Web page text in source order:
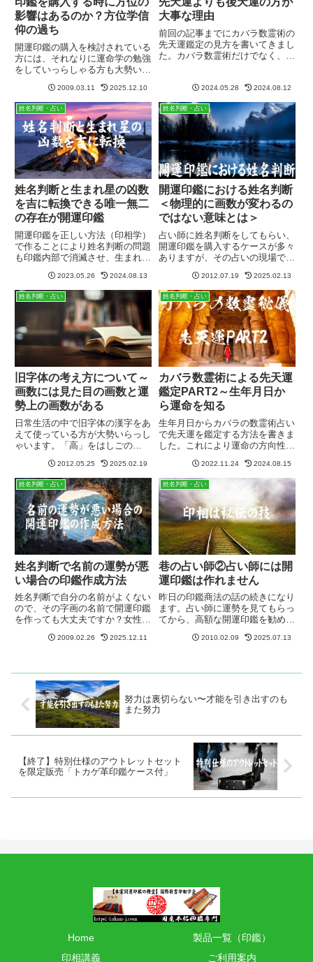
影響はあるのか？方位学信
仰の過ち
開運印鑑の購入を検討されている
方には、それなりに運命学の勉強
をしていっらしゃる方も大勢いら
の知識があるがために、いろいろ
気にし過ぎてかえってなかなか購
入に踏み切れない方もいるようで
す。その一つが【方位】です。
印...
2009.03.11 2025.12.10
大事な理由
前回の記事までにカバラ数霊術の
先天運鑑定の見方を書いてきまし
た。カバラ数霊術だけでなく、占
天運の結果に囚われてしまい過ぎ
ると人生はうまく機能しなくなっ
てしまいます。開運印鑑の作成
時...
2024.05.28 2024.08.12
姓名判断・占い
姓名判断と生まれ星の凶数
を吉に転換できる唯一無二
の存在が開運印鑑
開運印鑑を正しい方法（印相学）
で作ることにより姓名判断の問題
も印鑑内部で消滅させ、生まれ星
に本来なかった運気を注入するこ
ともできます。これだけ万能な開
運ツールや風水グッズは、開運印
鑑をおいて他にはありません。
2023.05.26 2024.08.13
姓名判断・占い
開運印鑑における姓名判断
＜物理的に画数が変わるの
ではない意味とは＞
占い師に姓名判断をしてもらい、
開運印鑑を購入するケースが多々
ありますが、その占いの現場では
るようです。「画数が悪いから、
印鑑で画数転換をすれば良くな
る」等、の悪質なケースもあり
「印鑑を買わなければ結婚はでき
ない...
2012.07.19 2025.02.13
姓名判断・占い
旧字体の考え方について～
画数には見た目の画数と運
勢上の画数がある
日常生活の中で旧字体の漢字をあ
えて使っている方が大勢いらっし
ゃいます。「高」をはしごの
の「﨑」で使う等です。渡辺さん
の「辺」も「邊」「邉」等、いろ
いろな変化の形があります。これ
ら旧字体は印相体の書体に変化さ
せた...
2012.05.25 2025.02.19
姓名判断・占い
カバラ数霊術による先天運
鑑定PART2～生年月日か
ら運命を知る
生年月日からカバラの数霊術占い
で先天運を鑑定する方法を書きま
した。これにより運命の方向性や
とができます。しかし人の運勢は
先天運だけで決まるものではな
く、名前も含め本人の努力と志で
も変えていくことが出来ます。
2022.11.24 2024.08.15
姓名判断・占い
姓名判断で名前の運勢が悪
い場合の印鑑作成方法
姓名判断で自分の名前がよくない
ので、その字画の名前で開運印鑑
を作っても大丈夫ですか？女性で
で銀行印を作りたいのですが？以
が良くないと判断された場合、
2009.02.26 2025.12.11
姓名判断・占い
巷の占い師②占い師には開
運印鑑は作れません
昨日の印鑑商法の話の続きになり
ます。占い師に運勢を見てもらっ
てから、高額な開運印鑑を勧めら
注です。つまり、その占い師が開
るのです。当たり前です。普通...
2010.02.09 2025.07.13
努力は裏切らない〜才能を引き出すのも
また努力
【終了】特別仕様のアウトレットセット
を限定販売「トカゲ革印鑑ケース付」
Home
製品一覧（印鑑）
印相講義
ご利用案内